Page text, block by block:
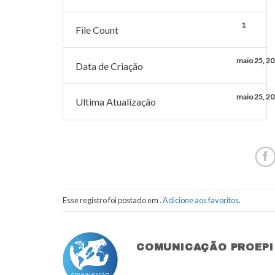
File Count 1
Data de Criação maio 25,
Ultima Atualização maio 25,
Esse registro foi postado em .Adicione aos favoritos.
COMUNICAÇÃO PROEPI